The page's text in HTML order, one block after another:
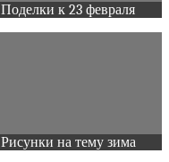
Поделки к 23 февраля
Рисунки на тему зима